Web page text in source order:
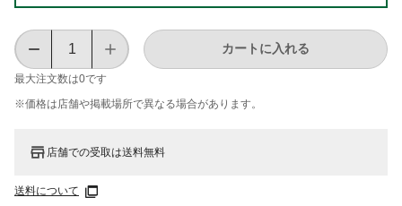
最大注文数は0です
カートに入れる
※価格は​店舗や​掲載場所で​異なる​場合が​あります。
店舗での受取は送料無料
送料について